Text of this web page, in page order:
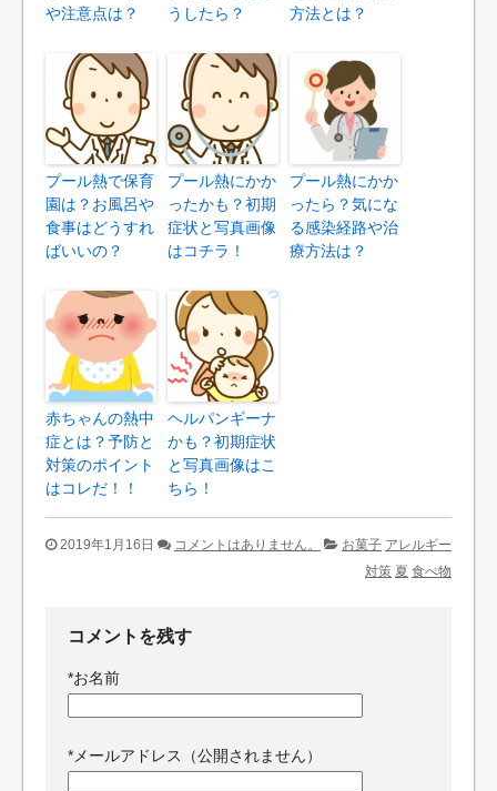
や注意点は？
うしたら？
方法とは？
プール熱で保育
園は？お風呂や
食事はどうすれ
ばいいの？
プール熱にかか
ったかも？初期
症状と写真画像
はコチラ！
プール熱にかか
ったら？気にな
る感染経路や治
療方法は？
赤ちゃんの熱中
症とは？予防と
対策のポイント
はコレだ！！
ヘルパンギーナ
かも？初期症状
と写真画像はこ
ちら！
2019年1月16日 コメントはありません。 お菓子 アレルギー
対策 夏 食べ物
コメントを残す
*お名前
* メールアドレス（公開されません）